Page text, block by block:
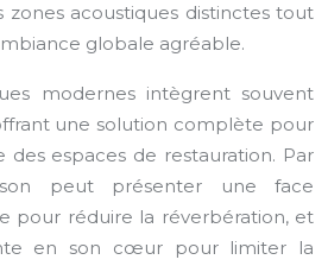
acoustiques distinctes tout
globale agréable.
modernes intègrent souvent
une solution complète pour
des espaces de restauration. Par
peut présenter une face
pour réduire la réverbération, et
en son cœur pour limiter la